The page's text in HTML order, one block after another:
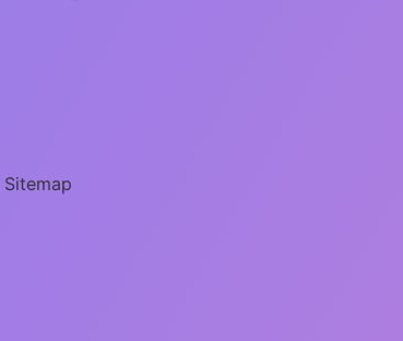
Sitemap